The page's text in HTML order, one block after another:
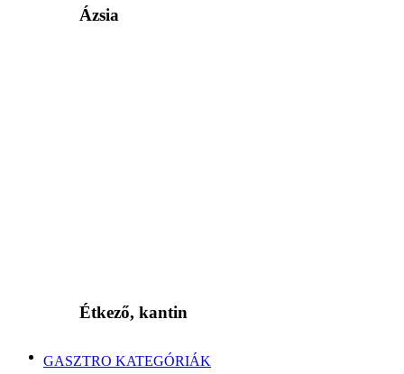
Ázsia
Étkező, kantin
GASZTRO KATEGÓRIÁK